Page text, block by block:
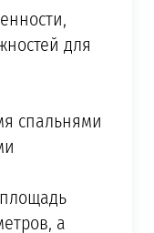
для
спальнями
а